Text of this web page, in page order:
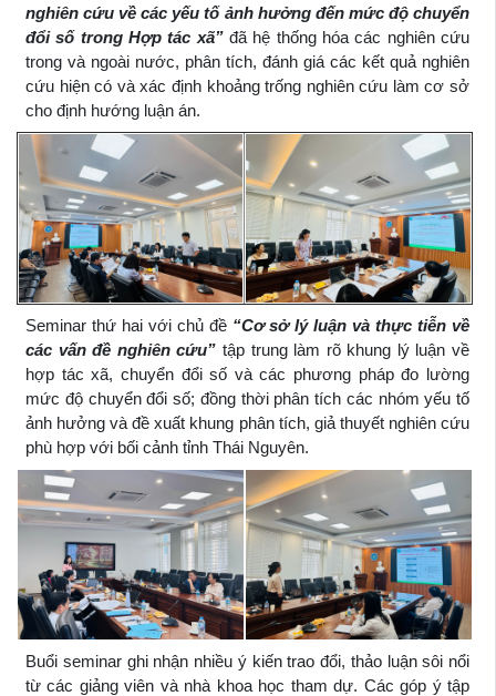
nghiên cứu về các yếu tố ảnh hưởng đến mức độ chuyển
đổi số trong Hợp tác xã”đã hệ thống hóa các nghiên cứu
trong và ngoài nước, phân tích, đánh giá các kết quả nghiên
cứu hiện có và xác định khoảng trống nghiên cứu làm cơ sở
cho định hướng luận án.
Seminar thứ hai với chủ đề “Cơ sở lý luận và thực tiễn về
các vấn đề nghiên cứu” tập trung làm rõ khung lý luận về
hợp tác xã, chuyển đổi số và các phương pháp đo lường
mức độ chuyển đổi số; đồng thời phân tích các nhóm yếu tố
ảnh hưởng và đề xuất khung phân tích, giả thuyết nghiên cứu
phù hợp với bối cảnh tỉnh Thái Nguyên.
Buổi seminar ghi nhận nhiều ý kiến trao đổi, thảo luận sôi nổi
từ các giảng viên và nhà khoa học tham dự. Các góp ý tập